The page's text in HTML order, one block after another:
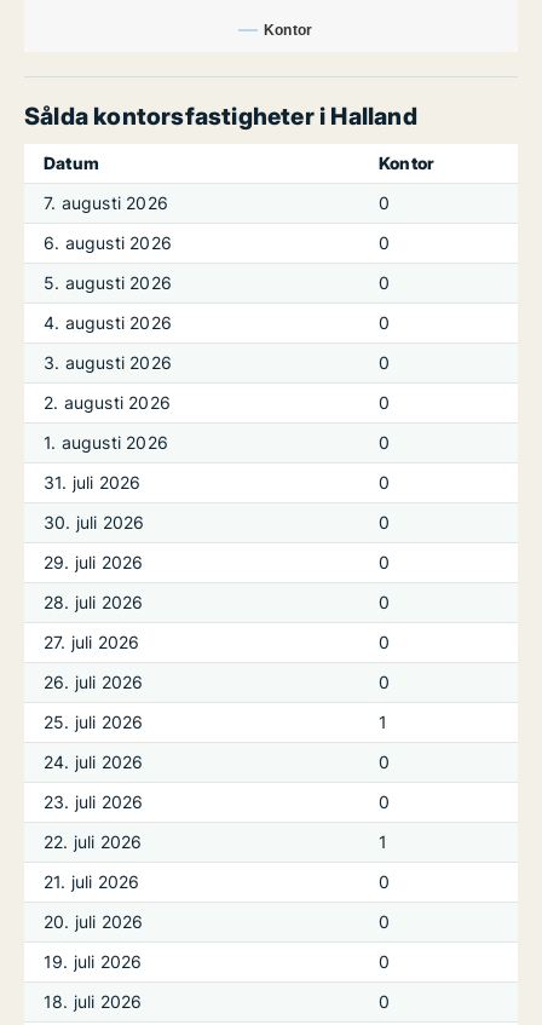
Kontor
Sålda kontorsfastigheter i Halland
Datum
Kontor
7. augusti 2026
0
6. augusti 2026
0
5. augusti 2026
0
4. augusti 2026
0
3. augusti 2026
0
2. augusti 2026
0
1. augusti 2026
0
31. juli 2026
0
30. juli 2026
0
29. juli 2026
0
28. juli 2026
0
27. juli 2026
0
26. juli 2026
0
25. juli 2026
1
24. juli 2026
0
23. juli 2026
0
22. juli 2026
1
21. juli 2026
0
20. juli 2026
0
19. juli 2026
0
18. juli 2026
0